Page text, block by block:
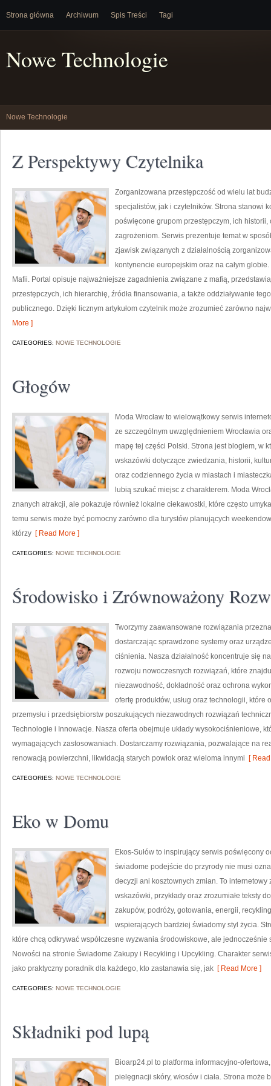
Strona główna Archiwum Spis Treści Tagi
Nowe Technologie
Nowe Technologie
Z Perspektywy Czytelnika
Zorganizowana przestępczość od wielu lat
specjalistów, jak i czytelników. Strona stanowi
poświęcone grupom przestępczym, ich historii,
zagrożeniom. Serwis prezentuje temat w
zjawisk związanych z działalnością
kontynencie europejskim oraz na całym
Mafii. Portal opisuje najważniejsze zagadnienia związane z mafią,
przestępczych, ich hierarchię, źródła finansowania, a także oddziaływanie
publicznego. Dzięki licznym artykułom czytelnik może zrozumieć zarówno
More ]
CATEGORIES: NOWE TECHNOLOGIE
Głogów
Moda Wrocław to wielowątkowy serwis
ze szczególnym uwzględnieniem Wrocławia
mapę tej części Polski. Strona jest blogiem, w
wskazówki dotyczące zwiedzania, historii,
oraz codziennego życia w miastach i
lubią szukać miejsc z charakterem. Moda
znanych atrakcji, ale pokazuje również lokalne ciekawostki, które często
temu serwis może być pomocny zarówno dla turystów planujących
którzy [ Read More ]
CATEGORIES: NOWE TECHNOLOGIE
Środowisko i Zrównoważony
Tworzymy zaawansowane rozwiązania
dostarczając sprawdzone systemy oraz
ciśnienia. Nasza działalność koncentruje się
rozwoju nowoczesnych rozwiązań, które
niezawodność, dokładność oraz ochrona
ofertę produktów, usług oraz technologii,
przemysłu i przedsiębiorstw poszukujących niezawodnych rozwiązań
Technologie i Innowacje. Nasza oferta obejmuje układy wysokociśnieniowe,
wymagających zastosowaniach. Dostarczamy rozwiązania, pozwalające na
renowacją powierzchni, likwidacją starych powłok oraz wieloma innymi [
CATEGORIES: NOWE TECHNOLOGIE
Eko w Domu
Ekos-Sułów to inspirujący serwis poświęcony
świadome podejście do przyrody nie musi
decyzji ani kosztownych zmian. To
wskazówki, przykłady oraz zrozumiałe teksty
zakupów, podróży, gotowania, energii,
wspierających bardziej świadomy styl życia.
które chcą odkrywać współczesne wyzwania środowiskowe, ale
Nowości na stronie Świadome Zakupy i Recykling i Upcykling. Charakter
jako praktyczny poradnik dla każdego, kto zastanawia się, jak [ Read More ]
CATEGORIES: NOWE TECHNOLOGIE
Składniki pod lupą
Bioarp24.pl to platforma informacyjno-
pielęgnacji skóry, włosów i ciała. Strona